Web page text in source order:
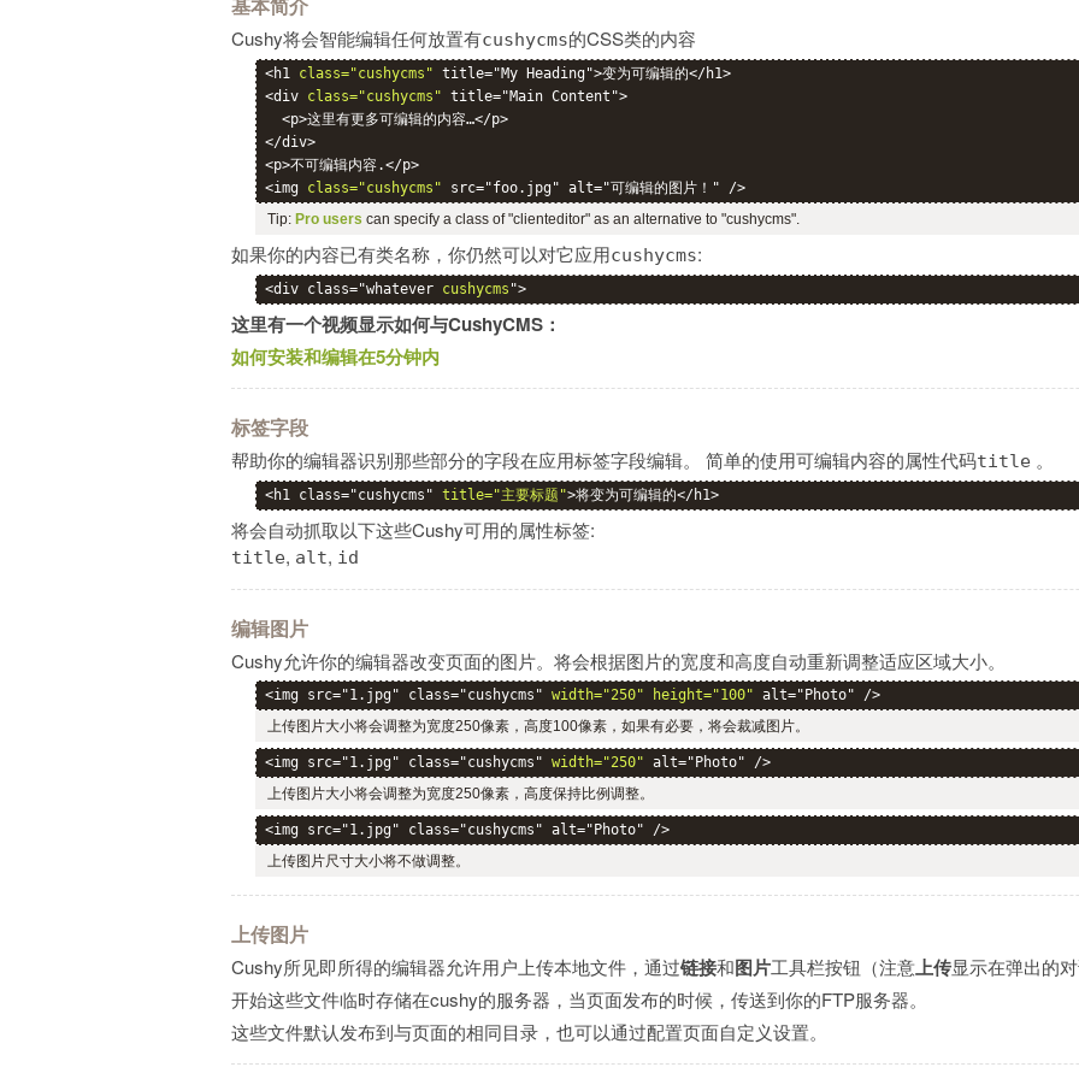
Cushy将会智能编辑任何放置有cushycms的CSS类的内容
<h1 class="cushycms" title="My Heading">变为可编辑的</h1>
<div class="cushycms" title="Main Content">
  <p>这里有更多可编辑的内容…</p>
</div>
<p>不可编辑内容.</p>
<img class="cushycms"
Tip: Pro users can specify a class of "clienteditor" as an alternative to "cushycms".
如果你的内容已有类名称，你仍然可以对它应用cushycms:
<div class="whatever cushycms ">
这里有一个视频显示如何与CushyCMS：
如何安装和编辑在5分钟内
标签字段
帮助你的编辑器识别那些部分的字段在应用标签字段编辑。 简单的使用可编辑内容的属性代码title 。
<h1 class="cushycms" title="主要标题">将变为可编辑的</h1>
将会自动抓取以下这些Cushy可用的属性标签:
title, alt, id
编辑图片
Cushy允许你的编辑器改变页面的图片。将会根据图片的宽度和高度自动重新调整适应区域大小。
<img src="1.jpg" class="cushycms" width="250" height="100" alt="Photo" />
上传图片大小将会调整为宽度250像素，高度100像素，如果有必要，将会裁减图片。
<img src="1.jpg" class="cushycms" width="250" alt="Photo" />
上传图片大小将会调整为宽度250像素，高度保持比例调整。
<img src="1.jpg" class="cushycms" alt="Photo" />
上传图片尺寸大小将不做调整。
上传图片
Cushy所见即所得的编辑器允许用户上传本地文件，通过链接和图片工具栏按钮（注意上传显示在弹出的
开始这些文件临时存储在cushy的服务器，当页面发布的时候，传送到你的FTP服务器。
这些文件默认发布到与页面的相同目录，也可以通过配置页面自定义设置。